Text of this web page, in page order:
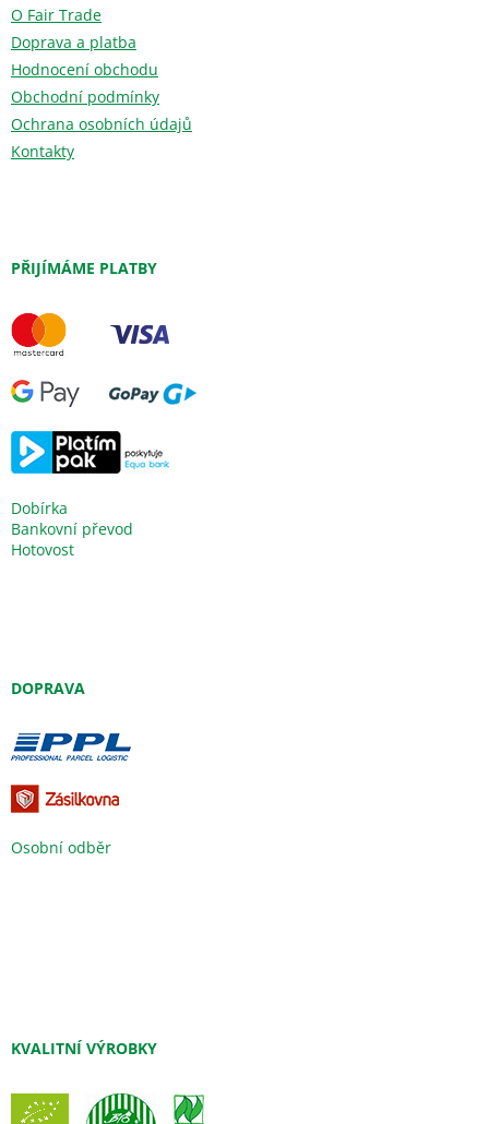
O Fair Trade
Doprava a platba
Hodnocení obchodu
Obchodní podmínky
Ochrana osobních údajů
Kontakty
PŘIJÍMÁME PLATBY
Dobírka
Bankovní převod
Hotovost
DOPRAVA
Osobní odběr
KVALITNÍ VÝROBKY